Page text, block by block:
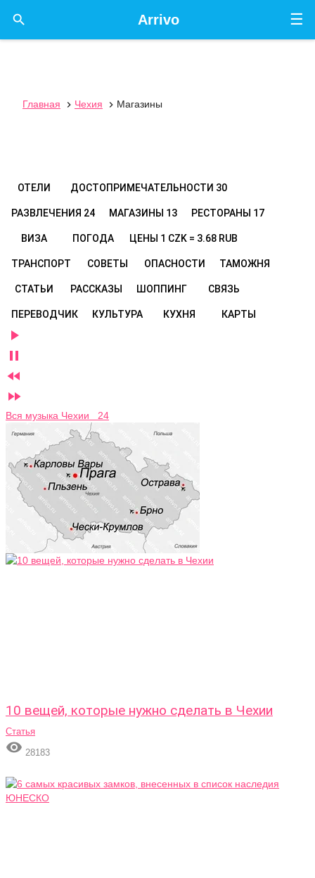
☰
Arrivo

Главная  Чехия  Магазины
ОТЕЛИ ДОСТОПРИМЕЧАТЕЛЬНОСТИ 30
РАЗВЛЕЧЕНИЯ 24 МАГАЗИНЫ 13 РЕСТОРАНЫ 17
ВИЗА ПОГОДА ЦЕНЫ 1 CZK = 3.68 RUB
ТРАНСПОРТ СОВЕТЫ ОПАСНОСТИ ТАМОЖНЯ
СТАТЬИ РАССКАЗЫ ШОППИНГ СВЯЗЬ
ПЕРЕВОДЧИК КУЛЬТУРА КУХНЯ КАРТЫ




Вся музыка Чехии 24
10 вещей, которые нужно сделать в Чехии
Статья
 28183